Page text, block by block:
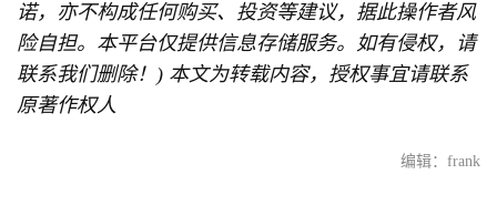
诺，亦不构成任何购买、投资等建议，据此操作者风
险自担。本平台仅提供信息存储服务。如有侵权，请
联系我们删除！) 本文为转载内容，授权事宜请联系
原著作权人
编辑：frank